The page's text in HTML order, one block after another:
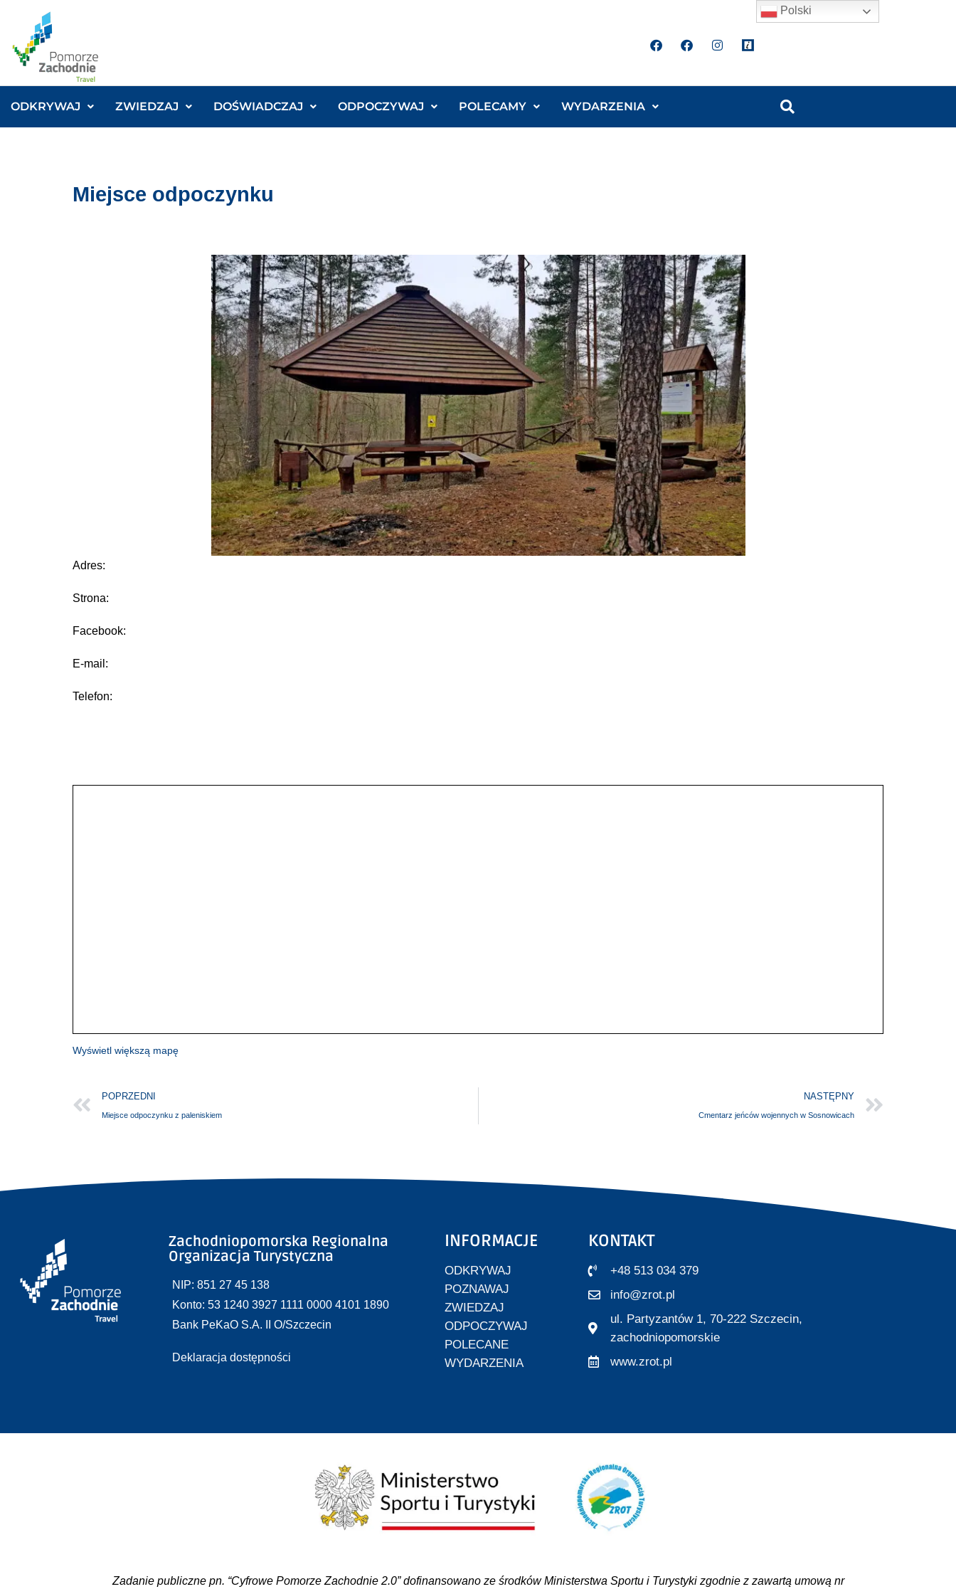
ODKRYWAJ ZWIEDZAJ DOŚWIADCZAJ ODPOCZYWAJ POLECAMY WYDARZENIA
Miejsce odpoczynku
Adres:
Strona:
Facebook:
E-mail:
Telefon:
Wyświetl większą mapę
POPRZEDNI
Miejsce odpoczynku z paleniskiem
NASTĘPNY
Cmentarz jeńców wojennych w Sosnowicach
Zachodniopomorska Regionalna
Organizacja Turystyczna
NIP: 851 27 45 138
Konto: 53 1240 3927 1111 0000 4101 1890
Bank PeKaO S.A. II O/Szczecin
Deklaracja dostępności
INFORMACJE
ODKRYWAJ
POZNAWAJ
ZWIEDZAJ
ODPOCZYWAJ
POLECANE
WYDARZENIA
KONTAKT
+48 513 034 379
info@zrot.pl
ul. Partyzantów 1, 70-222 Szczecin,
zachodniopomorskie
www.zrot.pl
Zadanie publiczne pn. “Cyfrowe Pomorze Zachodnie 2.0” dofinansowano ze środków Ministerstwa Sportu i Turystyki zgodnie z zawartą umową nr
Polski